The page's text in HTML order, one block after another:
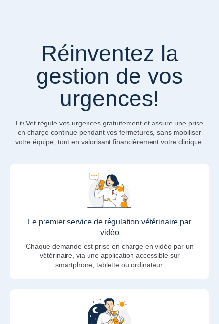
Réinventez la
gestion de vos
urgences!
Liv’Vet régule vos urgences gratuitement et assure une prise
en charge continue pendant vos fermetures, sans mobiliser
votre équipe, tout en valorisant financièrement votre clinique.
Le premier service de régulation vétérinaire par
vidéo
Chaque demande est prise en charge en vidéo par un
vétérinaire, via une application accessible sur
smartphone, tablette ou ordinateur.